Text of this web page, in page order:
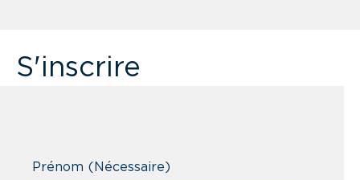
S'inscrire
Prénom (Nécessaire)